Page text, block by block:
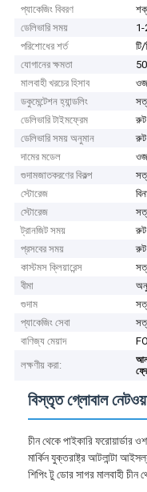
প্যাকেজিং বিবরণ
ডেলিভারি সময়
1-
পরিশোধের শর্ত
যোগানের ক্ষমতা
মালবাহী খরচের হিসাব
ডকুমেন্টেশন হ্যান্ডলিং
ডেলিভারি টাইমফ্রেম
রুট
ডেলিভারি সময় অনুমান
রুট
দামের মডেল
গুদামজাতকরণের বিকল্প
স্টোরেজ
স্টোরেজ
ট্রানজিট সময়
রুট
প্রসবের সময়
রুট
কাস্টমস ক্লিয়ারেন্স
বীমা
গুদাম
প্যাকেজিং সেবা
বাণিজ্য মেয়াদ
লক্ষণীয় করা:
বিস্তৃত গ্লোবাল
চীন থেকে পাইকারি ফরোয়ার্ডার
মার্কিন যুক্তরাষ্ট্র আটলান্টা
শিপিং টু ডোর সাগর মালবাহী